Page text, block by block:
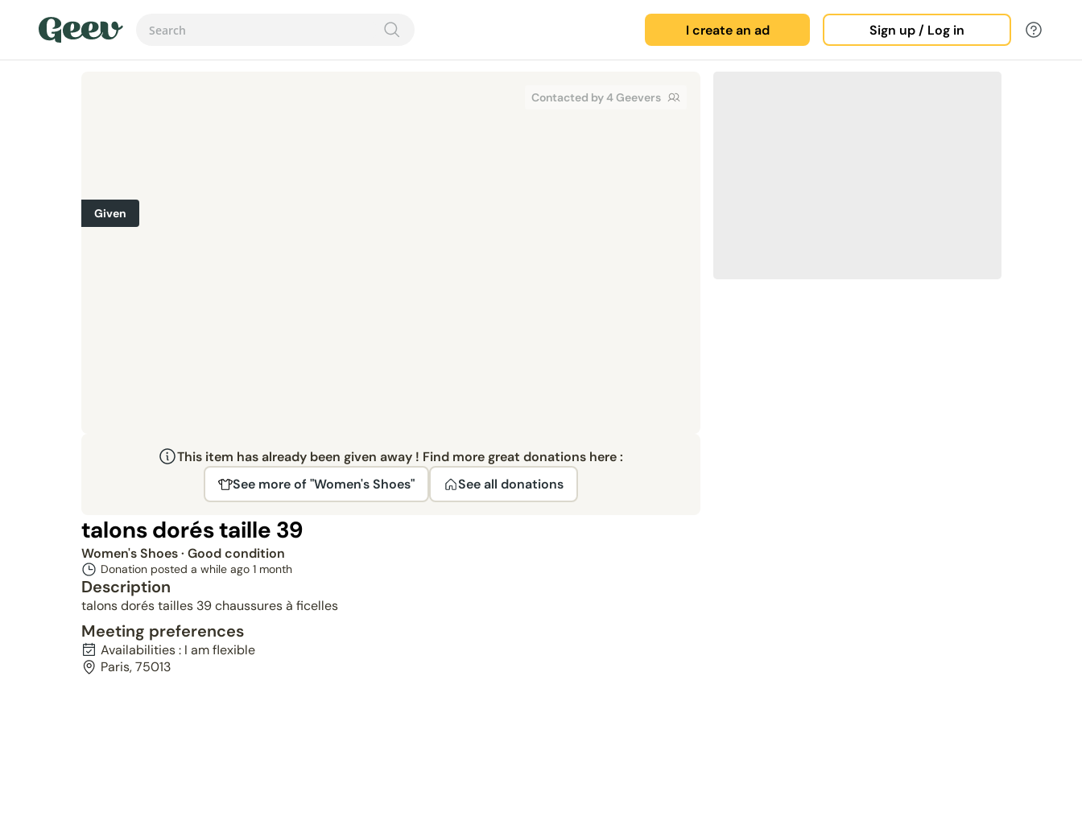
I create an ad Sign up / Log in
Contacted by 4 Geevers
Given
This item has already been given away ! Find more great donations here :
See more of "Women's Shoes"
See all donations
talons dorés taille 39
Women's Shoes· Good condition
Donation posted a while ago 1 month
Description
talons dorés tailles 39 chaussures à ficelles
Meeting preferences
Availabilities : I am flexible
Paris, 75013